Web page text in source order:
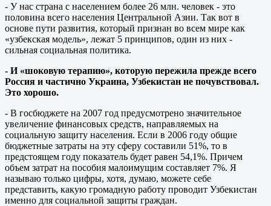
- У нас страна с населением более 26 млн. человек - это
половина всего населения Центральной Азии. Так вот в
основе пути развития, который признан во всем мире как
«узбекская модель», лежат 5 принципов, один из них -
сильная социальная политика.
- И «шоковую терапию», которую пережила прежде всего
Россия и частично Украина, Узбекистан не почувствовал.
Это хорошо.
- В госбюджете на 2007 год предусмотрено значительное
увеличение финансовых средств, направляемых на
социальную защиту населения. Если в 2006 году общие
бюджетные затраты на эту сферу составили 51%, то в
предстоящем году показатель будет равен 54,1%. Причем
объем затрат на пособия малоимущим составляет 7%. Я
называю только цифры, хотя, думаю, можете себе
представить, какую громадную работу проводит Узбекистан
именно для социальной защиты граждан.